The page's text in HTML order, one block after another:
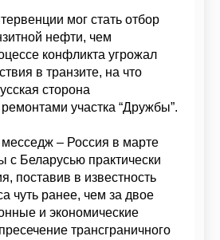
мог стать отбор
нефти, чем
конфликта угрожал
в транзите, на что
сторона
участка “Дружбы”.
– Россия в марте
с Беларусью практически
поставив в известность
чуть ранее, чем за двое
и экономические
трансграничного